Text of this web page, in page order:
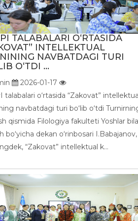
TALABALARI O‘RTASIDA
INTELLEKTUAL
NAVBATDAGI TURI
O‘TDI ...
2026-01-17
talabalari o‘rtasida “Zakovat”
navbatdagi turi bo‘lib o‘tdi
qismida Filologiya fakulteti Yoshlar
bo‘yicha dekan o‘rinbosari I.Babajanov,
“Zakovat” intellektual k...